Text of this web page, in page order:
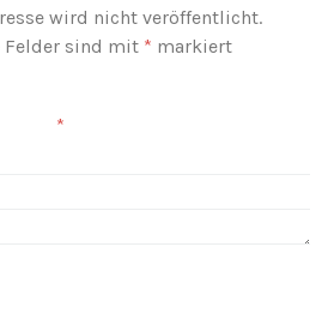
wird nicht veröffentlicht.
Felder sind mit * markiert
*